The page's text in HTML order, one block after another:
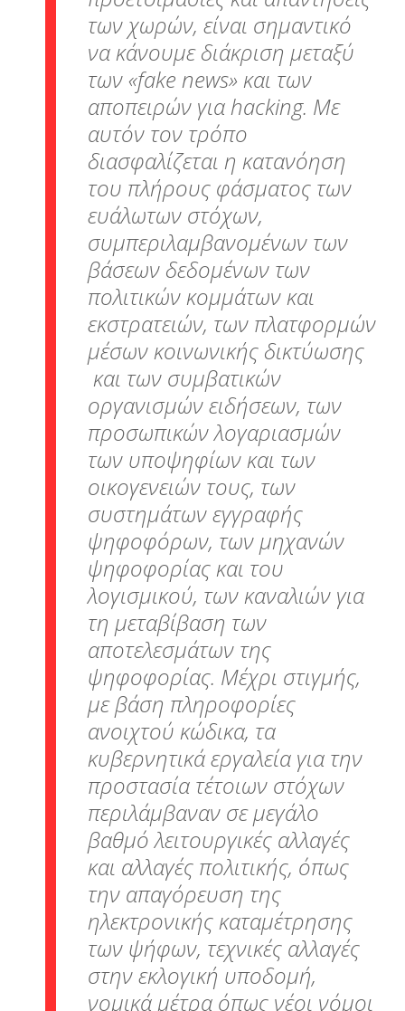
των χωρών, είναι σημαντικό
να κάνουμε διάκριση μεταξύ
των «fake news» και των
αποπειρών για hacking. Με
αυτόν τον τρόπο
διασφαλίζεται η κατανόηση
του πλήρους φάσματος των
ευάλωτων στόχων,
συμπεριλαμβανομένων των
βάσεων δεδομένων των
πολιτικών κομμάτων και
εκστρατειών, των πλατφορμών
μέσων κοινωνικής δικτύωσης
και των συμβατικών
οργανισμών ειδήσεων, των
προσωπικών λογαριασμών
των υποψηφίων και των
οικογενειών τους, των
συστημάτων εγγραφής
ψηφοφόρων, των μηχανών
ψηφοφορίας και του
λογισμικού, των καναλιών για
τη μεταβίβαση των
αποτελεσμάτων της
ψηφοφορίας. Μέχρι στιγμής,
με βάση πληροφορίες
ανοιχτού κώδικα, τα
κυβερνητικά εργαλεία για την
προστασία τέτοιων στόχων
περιλάμβαναν σε μεγάλο
βαθμό λειτουργικές αλλαγές
και αλλαγές πολιτικής, όπως
την απαγόρευση της
ηλεκτρονικής καταμέτρησης
των ψήφων, τεχνικές αλλαγές
στην εκλογική υποδομή,
νομικά μέτρα όπως νέοι νόμοι